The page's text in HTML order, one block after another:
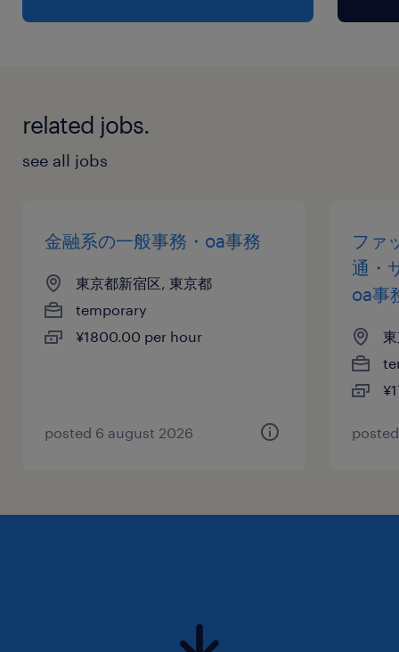
related jobs.
see all jobs
金融系の一般事務・oa事務
東京都新宿区, 東京都
temporary
¥1800.00 per hour
posted 6 august 2026
ファ
通・
oa事